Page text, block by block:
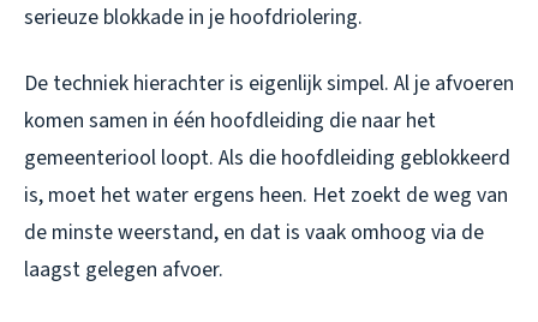
serieuze blokkade in je hoofdriolering.
De techniek hierachter is eigenlijk simpel. Al je afvoeren
komen samen in één hoofdleiding die naar het
gemeenteriool loopt. Als die hoofdleiding geblokkeerd
is, moet het water ergens heen. Het zoekt de weg van
de minste weerstand, en dat is vaak omhoog via de
laagst gelegen afvoer.